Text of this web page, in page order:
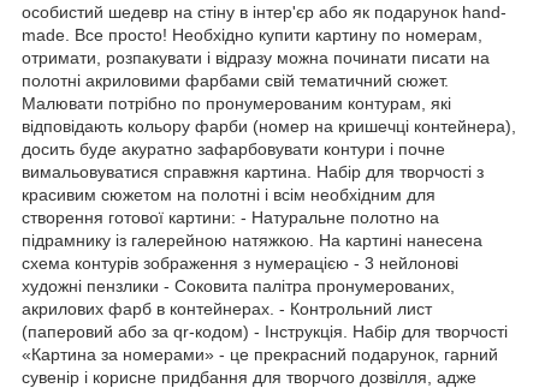
особистий шедевр на стіну в інтер'єр або як подарунок hand-
made. Все просто! Необхідно купити картину по номерам,
отримати, розпакувати і відразу можна починати писати на
полотні акриловими фарбами свій тематичний сюжет.
Малювати потрібно по пронумерованим контурам, які
відповідають кольору фарби (номер на кришечці контейнера),
досить буде акуратно зафарбовувати контури і почне
вимальовуватися справжня картина. Набір для творчості з
красивим сюжетом на полотні і всім необхідним для
створення готової картини: - Натуральне полотно на
підрамнику із галерейною натяжкою. На картині нанесена
схема контурів зображення з нумерацією - 3 нейлонові
художні пензлики - Соковита палітра пронумерованих,
акрилових фарб в контейнерах. - Контрольний лист
(паперовий або за qr-кодом) - Інструкція. Набір для творчості
«Картина за номерами» - це прекрасний подарунок, гарний
сувенір і корисне придбання для творчого дозвілля, адже